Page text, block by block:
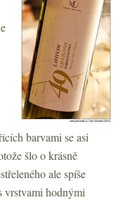
barvami se asi
šlo o krásně
ale spíše
vrstvami hodnými